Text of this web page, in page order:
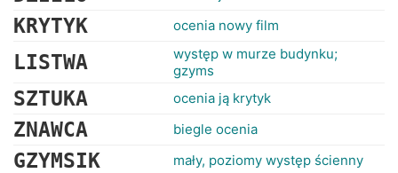
KRYTYK ocenia nowy film
LISTWA
występ w murze budynku;
gzyms
SZTUKA ocenia ją krytyk
ZNAWCA biegle ocenia
GZYMSIK mały, poziomy występ ścienny